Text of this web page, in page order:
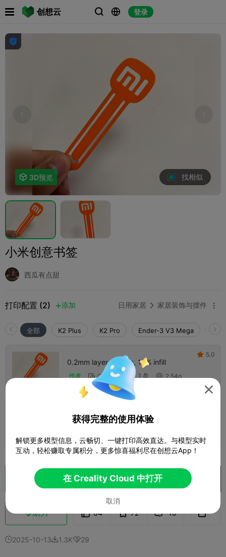
创想云   登录


 3D预览 找相似
小米创意书签
西瓜有点甜
打印配置 (2) 添加 日用家居  家居装饰与摆件 
全部 K2 Plus K2 Pro Ender-3 V3 Mega K2
0.2mm layer, 2 walls, 15% infill
作者  07m 47s  1 盘  2.54g
 5.0
0.2mm layer, 2 walls, 15% infill
在 Creality Cloud 中打开
助力 64 72  16 
2025-10-131.3K29

获得完整的使用体验
解锁更多模型信息，云畅切、一键打印高效直达。与模型实时
互动，轻松赚取专属积分，更多惊喜福利尽在创想云App！
在 Creality Cloud 中打开
取消